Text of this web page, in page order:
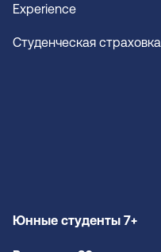
Experience
Студенческая страховка
Юнные студенты 7+